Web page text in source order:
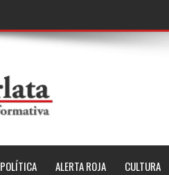
POLÍTICA ALERTA ROJA CULTURA